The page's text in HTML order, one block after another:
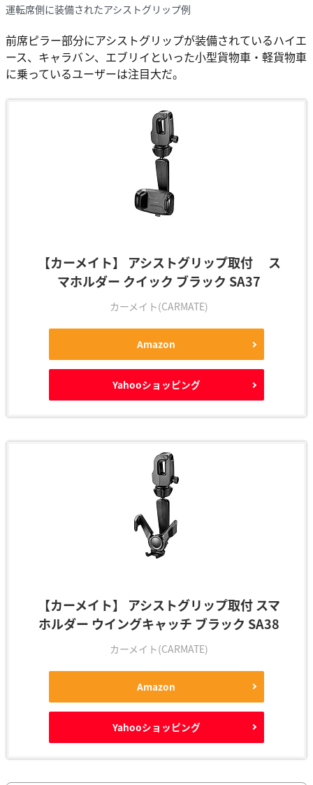
運転席側に装備されたアシストグリップ例
前席ピラー部分にアシストグリップが装備されているハイエ
ース、キャラバン、エブリイといった小型貨物車・軽貨物車
に乗っているユーザーは注目大だ。
【カーメイト】 アシストグリップ取付 ス
マホルダー クイック ブラック SA37
カーメイト(CARMATE)
Amazon
Yahooショッピング
【カーメイト】 アシストグリップ取付 スマ
ホルダー ウイングキャッチ ブラック SA38
カーメイト(CARMATE)
Amazon
Yahooショッピング